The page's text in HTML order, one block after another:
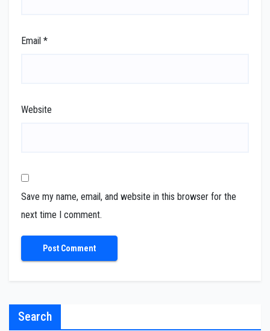
Email *
Website
Save my name, email, and website in this browser for the
next time I comment.
Search